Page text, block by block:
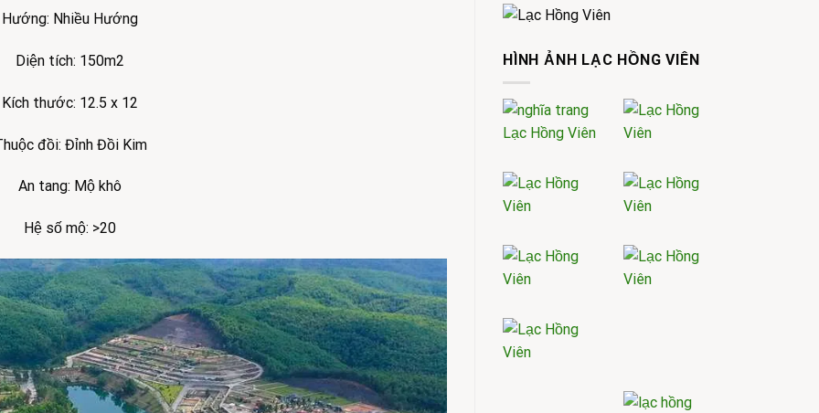
Hướng: Nhiều Hướng
Diện tích: 150m2
Kích thước: 12.5 x 12
đồi: Đỉnh Đồi Kim
An tang: Mộ khô
Hệ số mộ: >20
HÌNH ẢNH LẠC HỒNG VIÊN